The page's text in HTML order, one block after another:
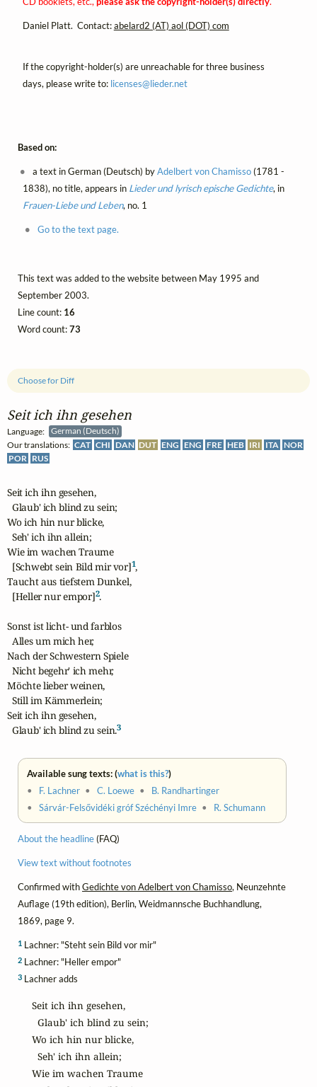
Seit ich ihn gesehen
Language:
German (Deutsch)
Our translations: CAT CHI DAN DUT ENG ENG FRE HEB IRI ITA NOR
POR RUS
Choose for Diff
Seit ich ihn gesehen,
  Glaub' ich blind zu sein;
Wo ich hin nur blicke,
  Seh' ich ihn allein;
Wie im wachen Traume
  [Schwebt sein Bild mir vor]
1,
Taucht aus tiefstem Dunkel,
  [Heller nur empor]
2.
Sonst ist licht- und farblos
  Alles um mich her,
Nach der Schwestern Spiele
  Nicht begehr' ich mehr,
Möchte lieber weinen,
  Still im Kämmerlein;
Seit ich ihn gesehen,
  Glaub' ich blind zu sein.
3
Available sung texts: (what is this?)
• F. Lachner •C. Loewe • B. Randhartinger
•Sárvár-Felsővidéki gróf Széchényi Imre • R. Schumann
About the headline(FAQ)
View text without footnotes
Confirmed withGedichte von Adelbert von Chamisso, Neunzehnte
Auflage (19th edition), Berlin, Weidmannsche Buchhandlung,
1869, page 9.
1 Lachner: "Steht sein Bild vor mir"
2 Lachner: "Heller empor"
3 Lachner adds
Seit ich ihn gesehen,
  Glaub' ich blind zu sein;
Wo ich hin nur blicke,
  Seh' ich ihn allein;
Wie im wachen Traume
Daniel Platt. Contact:abelard2 (AT) aol (DOT) com
If the copyright-holder(s) are unreachable for three business
days, please write to: licenses@lieder.net
Based on:
a text in German (Deutsch) byAdelbert von Chamisso(1781 -
1838), no title, appears in Lieder und lyrisch epische Gedichte, in
Frauen-Liebe und Leben, no. 1
Go to the text page.
This text was added to the website between May 1995 and
September 2003.
Line count: 16
Word count:73